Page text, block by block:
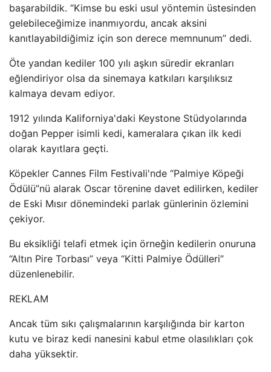
başarabildik. “Kimse bu eski usul yöntemin üstesinden
gelebileceğimize inanmıyordu, ancak aksini
kanıtlayabildiğimiz için son derece memnunum” dedi.
Öte yandan kediler 100 yılı aşkın süredir ekranları
eğlendiriyor olsa da sinemaya katkıları karşılıksız
kalmaya devam ediyor.
1912 yılında Kaliforniya'daki Keystone Stüdyolarında
doğan Pepper isimli kedi, kameralara çıkan ilk kedi
olarak kayıtlara geçti.
Köpekler Cannes Film Festivali'nde “Palmiye Köpeği
Ödülü”nü alarak Oscar törenine davet edilirken, kediler
de Eski Mısır dönemindeki parlak günlerinin özlemini
çekiyor.
Bu eksikliği telafi etmek için örneğin kedilerin onuruna
“Altın Pire Torbası” veya “Kitti Palmiye Ödülleri”
düzenlenebilir.
REKLAM
Ancak tüm sıkı çalışmalarının karşılığında bir karton
kutu ve biraz kedi nanesini kabul etme olasılıkları çok
daha yüksektir.